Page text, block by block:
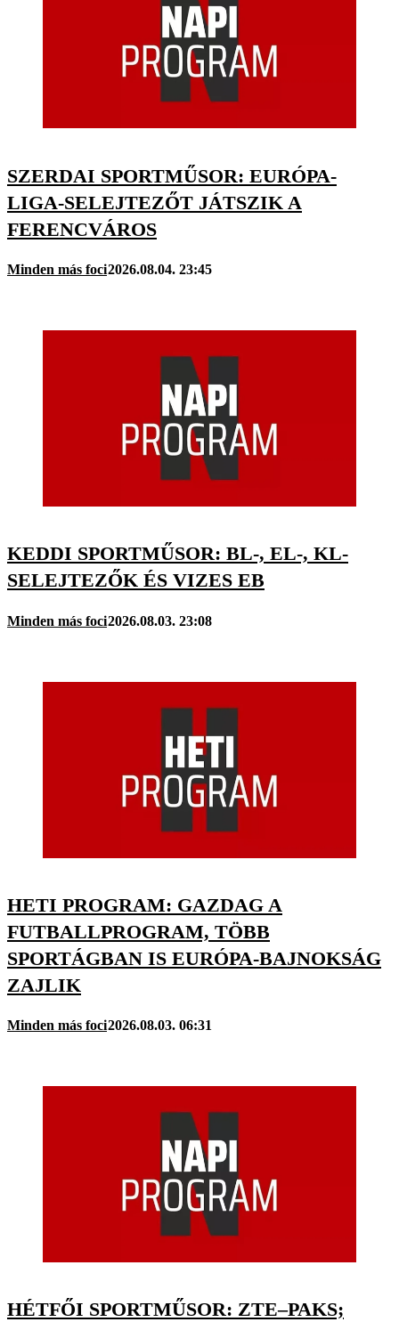
SZERDAI SPORTMŰSOR: EURÓPA-
LIGA-SELEJTEZŐT JÁTSZIK A
FERENCVÁROS
Minden más foci2026.08.04. 23:45
KEDDI SPORTMŰSOR: BL-, EL-, KL-
SELEJTEZŐK ÉS VIZES EB
Minden más foci2026.08.03. 23:08
HETI PROGRAM: GAZDAG A
FUTBALLPROGRAM, TÖBB
SPORTÁGBAN IS EURÓPA-BAJNOKSÁG
ZAJLIK
Minden más foci2026.08.03. 06:31
HÉTFŐI SPORTMŰSOR: ZTE–PAKS;